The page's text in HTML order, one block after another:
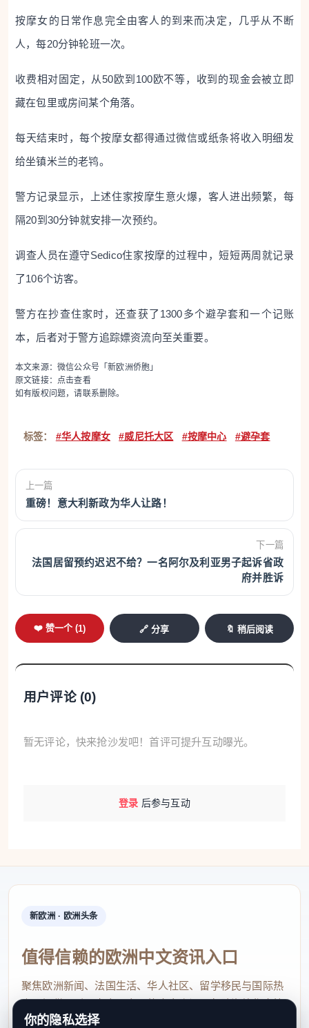
按摩女的日常作息完全由客人的到来而决定，几乎从不断
人，每20分钟轮班一次。
收费相对固定，从50欧到100欧不等，收到的现金会被立即
藏在包里或房间某个角落。
每天结束时，每个按摩女都得通过微信或纸条将收入明细发
给坐镇米兰的老鸨。
警方记录显示，上述住家按摩生意火爆，客人进出频繁，每
隔20到30分钟就安排一次预约。
调查人员在遵守Sedico住家按摩的过程中，短短两周就记录
了106个访客。
警方在抄查住家时，还查获了1300多个避孕套和一个记账
本，后者对于警方追踪嫖资流向至关重要。
本文来源：微信公众号「新欧洲侨胞」
原文链接： 点击查看
如有版权问题，请联系删除。
标签： #华人按摩女 #威尼托大区 #按摩中心 #避孕套
上一篇
重磅！意大利新政为华人让路！
下一篇
法国居留预约迟迟不给？一名阿尔及利亚男子起诉省政
府并胜诉
❤️ 赞一个 (1) 🔗 分享 🔖 稍后阅读
用户评论 (0)
暂无评论，快来抢沙发吧！首评可提升互动曝光。
登录 后参与互动
新欧洲 · 欧洲头条
值得信赖的欧洲中文资讯入口
聚焦欧洲新闻、法国生活、华人社区、留学移民与国际热
点，提供及时、真实、实用的中文资讯，帮助海外华人快
速了解欧洲动态。
你的隐私选择